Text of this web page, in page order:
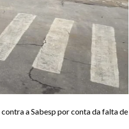
a Sabesp por conta da falta de